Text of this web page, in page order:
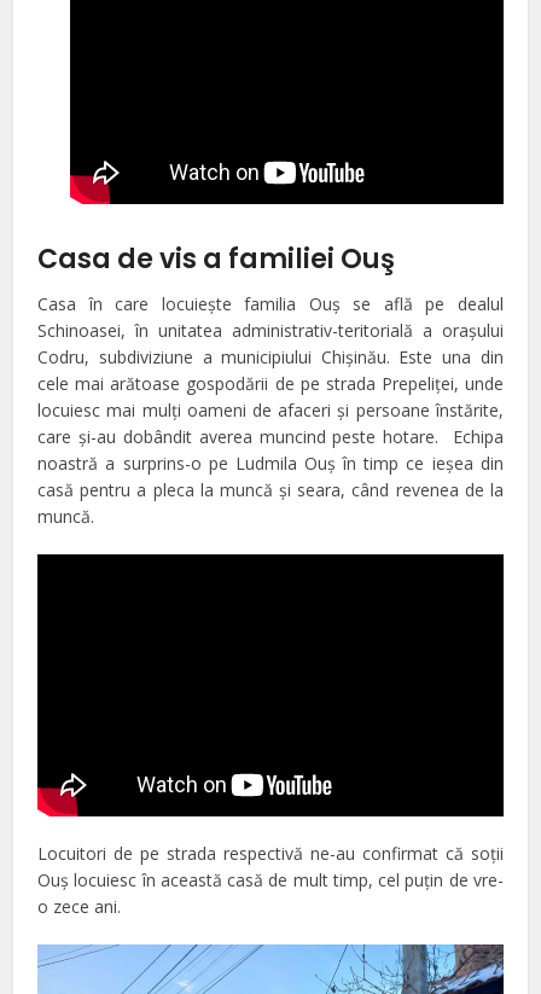
Casa de vis a familiei Ouş
Casa în care locuieşte familia Ouş se află pe dealul
Schinoasei, în unitatea administrativ-teritorială a oraşului
Codru, subdiviziune a municipiului Chişinău. Este una din
cele mai arătoase gospodării de pe strada Prepeliţei, unde
locuiesc mai mulţi oameni de afaceri şi persoane înstărite,
care şi-au dobândit averea muncind peste hotare. Echipa
noastră a surprins-o pe Ludmila Ouş în timp ce ieşea din
casă pentru a pleca la muncă şi seara, când revenea de la
muncă.
Locuitori de pe strada respectivă ne-au confirmat că soţii
Ouş locuiesc în această casă de mult timp, cel puţin de vre-
o zece ani.